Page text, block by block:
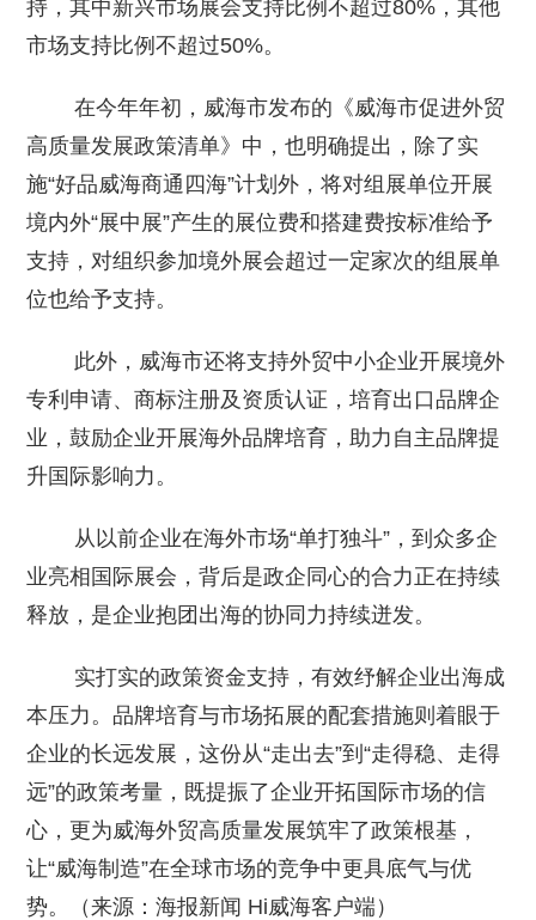
持，其中新兴市场展会支持比例不超过80%，其他
市场支持比例不超过50%。
在今年年初，威海市发布的《威海市促进外贸
高质量发展政策清单》中，也明确提出，除了实
施“好品威海商通四海”计划外，将对组展单位开展
境内外“展中展”产生的展位费和搭建费按标准给予
支持，对组织参加境外展会超过一定家次的组展单
位也给予支持。
此外，威海市还将支持外贸中小企业开展境外
专利申请、商标注册及资质认证，培育出口品牌企
业，鼓励企业开展海外品牌培育，助力自主品牌提
升国际影响力。
从以前企业在海外市场“单打独斗”，到众多企
业亮相国际展会，背后是政企同心的合力正在持续
释放，是企业抱团出海的协同力持续迸发。
实打实的政策资金支持，有效纾解企业出海成
本压力。品牌培育与市场拓展的配套措施则着眼于
企业的长远发展，这份从“走出去”到“走得稳、走得
远”的政策考量，既提振了企业开拓国际市场的信
心，更为威海外贸高质量发展筑牢了政策根基，
让“威海制造”在全球市场的竞争中更具底气与优
势。（来源：海报新闻 Hi威海客户端）